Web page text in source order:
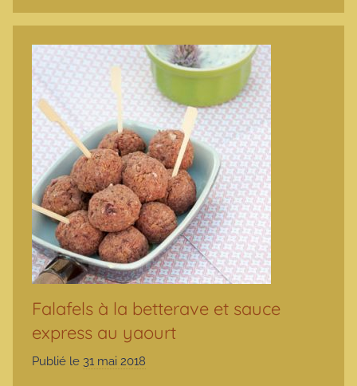
Falafels à la betterave et sauce
express au yaourt
Publié le 31 mai 2018